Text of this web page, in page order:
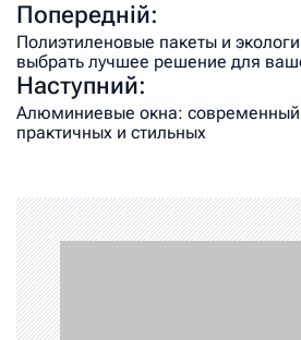
Попередній:
Полиэтиленовые пакеты и
выбрать лучшее решение для
Наступний:
Алюминиевые окна:
практичных и стильных